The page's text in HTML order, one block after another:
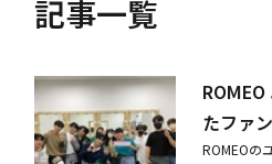
記事一覧
たファ
ROMEOの